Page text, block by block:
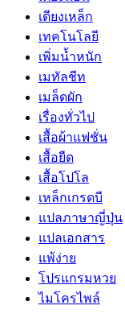
เตียงเหล็ก
เทคโนโลยี
เพิ่มน้ำหนัก
เมทัลชีท
เมล็ดผัก
เรื่องทั่วไป
เสื้อผ้าแฟชั่น
เสื้อยืด
เสื้อโปโล
เหล็กเกรดบี
แปลภาษาญี่ปุ่น
แปลเอกสาร
แพ้ง่าย
โปรแกรมหวย
ไมโครไพล์